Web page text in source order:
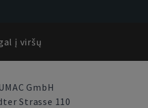
į viršų
GmbH
Strasse 110